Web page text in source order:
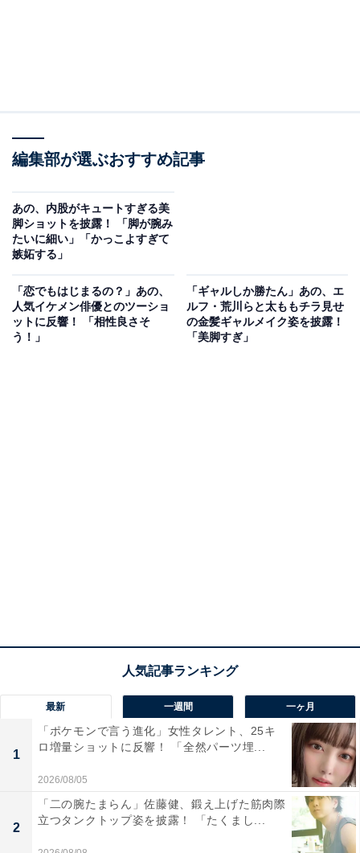
編集部が選ぶおすすめ記事
あの、内股がキュートすぎる美
脚ショットを披露！ 「脚が腕み
たいに細い」「かっこよすぎて
嫉妬する」
「恋でもはじまるの？」あの、
人気イケメン俳優とのツーショ
ットに反響！ 「相性良さそ
う！」
「ギャルしか勝たん」あの、エ
ルフ・荒川らと太ももチラ見せ
の金髪ギャルメイク姿を披露！
「美脚すぎ」
最新 一週間 一ヶ月
1
「ポケモンで言う進化」女性タレント、25キ
ロ増量ショットに反響！ 「全然パーツ埋...
2026/08/05
2
「二の腕たまらん」佐藤健、鍛え上げた筋肉際
立つタンクトップ姿を披露！ 「たくまし...